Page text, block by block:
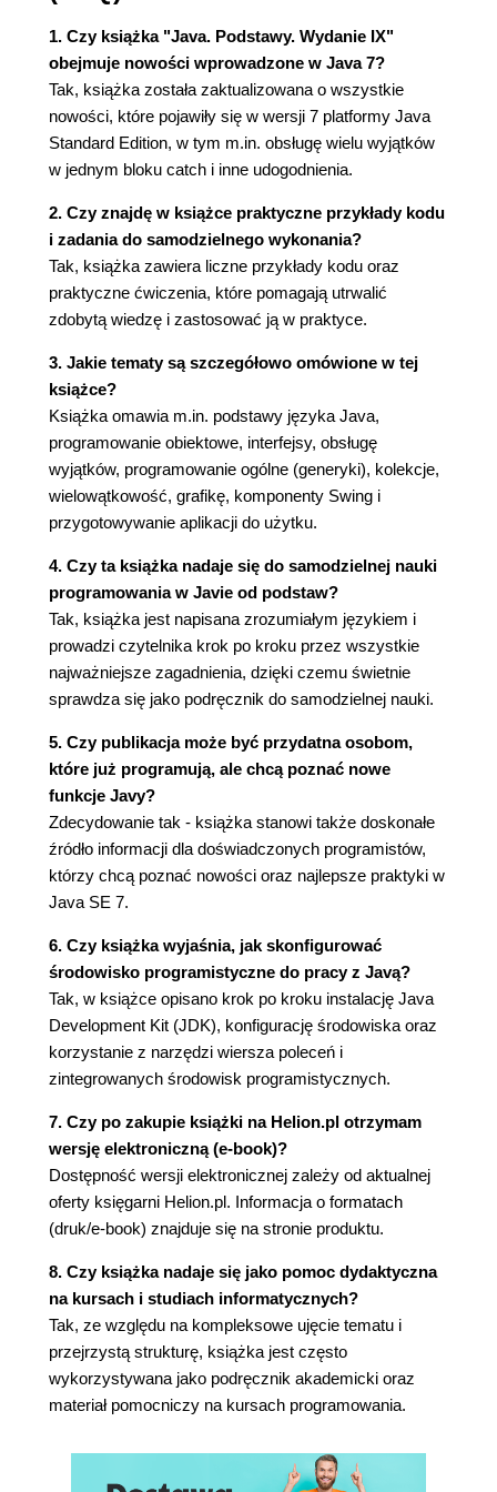
2.4.1. Znajdowanie błędów kompilacji
2.5. Uruchamianie aplikacji graficznej
2.6. Tworzenie i uruchamianie apletów
Rozdział 3 Podstawowe elementy języka Java
W tym rozdziale:
3.1. Prosty program w Javie
3.2. Komentarze
3.3. Typy danych
3.3.1. Typy całkowite
3.3.2. Typy zmiennoprzecinkowe
3.3.3. Typ char
3.4. Zmienne
3.4.2. Stałe
3.5. Operatory
3.5.1. Operatory inkrementacji i
dekrementacji
3.5.2. Operatory relacyjne i logiczne
3.5.4. Funkcje i stałe matematyczne
3.5.5. Konwersja typów numerycznych
3.5.6. Rzutowanie
3.5.7. Nawiasy i priorytety operatorów
3.5.8. Typ wyliczeniowy
3.6. Łańcuchy
3.6.1. Podłańcuchy
3.6.2. Konkatenacja
3.6.3. Łańcuchów nie można
modyfikować
3.6.4. Porównywanie łańcuchów
3.6.5. Łańcuchy puste i łańcuchy null
3.6.7. API String
3.6.8. Dokumentacja API w internecie
3.6.9. Składanie łańcuchów
3.7. Wejście i wyjście
3.7.1. Odbieranie danych wejściowych
3.7.2. Formatowanie danych
wyjściowych
3.7.3. Zapis i odczyt plików
3.8. Przepływ sterowania
3.8.1. Zasięg blokowy
3.8.2. Instrukcje warunkowe
3.8.4. Pętle o określonej liczbie
powtórzeń
3.8.5. Wybór wielokierunkowy instrukcja
switch
3.8.6. Instrukcje przerywające przepływ
sterowania
3.10. Tablice
3.10.1. Pętla typu for each
1. Czy książka "Java. Podstawy. Wydanie IX"
obejmuje nowości wprowadzone w Java 7?
Tak, książka została zaktualizowana o wszystkie
nowości, które pojawiły się w wersji 7 platformy Java
Standard Edition, w tym m.in. obsługę wielu wyjątków
w jednym bloku catch i inne udogodnienia.
2. Czy znajdę w książce praktyczne przykłady kodu
i zadania do samodzielnego wykonania?
Tak, książka zawiera liczne przykłady kodu oraz
praktyczne ćwiczenia, które pomagają utrwalić
zdobytą wiedzę i zastosować ją w praktyce.
3. Jakie tematy są szczegółowo omówione w tej
książce?
Książka omawia m.in. podstawy języka Java,
programowanie obiektowe, interfejsy, obsługę
wyjątków, programowanie ogólne (generyki), kolekcje,
wielowątkowość, grafikę, komponenty Swing i
przygotowywanie aplikacji do użytku.
4. Czy ta książka nadaje się do samodzielnej nauki
programowania w Javie od podstaw?
Tak, książka jest napisana zrozumiałym językiem i
prowadzi czytelnika krok po kroku przez wszystkie
najważniejsze zagadnienia, dzięki czemu świetnie
sprawdza się jako podręcznik do samodzielnej nauki.
5. Czy publikacja może być przydatna osobom,
które już programują, ale chcą poznać nowe
funkcje Javy?
Zdecydowanie tak - książka stanowi także doskonałe
źródło informacji dla doświadczonych programistów,
którzy chcą poznać nowości oraz najlepsze praktyki w
Java SE 7.
6. Czy książka wyjaśnia, jak skonfigurować
środowisko programistyczne do pracy z Javą?
Tak, w książce opisano krok po kroku instalację Java
Development Kit (JDK), konfigurację środowiska oraz
korzystanie z narzędzi wiersza poleceń i
zintegrowanych środowisk programistycznych.
7. Czy po zakupie książki na Helion.pl otrzymam
wersję elektroniczną (e-book)?
Dostępność wersji elektronicznej zależy od aktualnej
oferty księgarni Helion.pl. Informacja o formatach
(druk/e-book) znajduje się na stronie produktu.
8. Czy książka nadaje się jako pomoc dydaktyczna
na kursach i studiach informatycznych?
Tak, ze względu na kompleksowe ujęcie tematu i
przejrzystą strukturę, książka jest często
wykorzystywana jako podręcznik akademicki oraz
materiał pomocniczy na kursach programowania.